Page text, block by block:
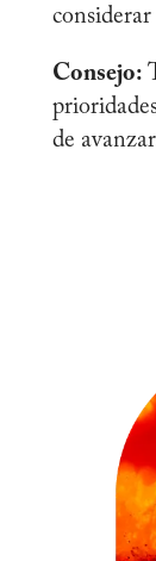
Consejo:
de